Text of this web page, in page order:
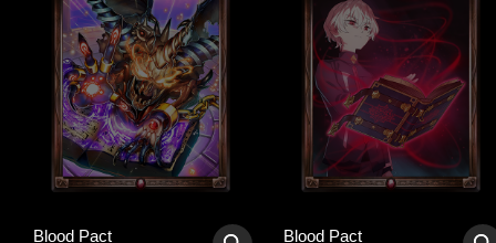
Blood Pact Blood Pact